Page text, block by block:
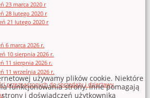
23 marca 2020 r
28 lutego 2020 r
21 lutego 2020 r
6 marca 2026 r.
10 sierpnia 2026 r.
11 sierpnia 2026 r.
11 września 2026 r.
przeznaczonych do sprzedaży i dzierżawy
używamy plików cookie. Niektóre
funkcjonowania strony, inne pomagają
i doświadczeń użytkownika